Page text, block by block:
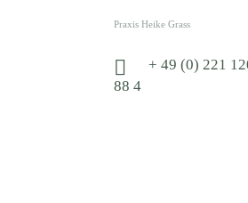
Praxis Heike Grass
+ 49 (0) 221
88 4